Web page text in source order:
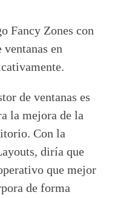
Fancy Zones con
en
de ventanas es
la mejora de la
Con la
diría que
que mejor
de forma